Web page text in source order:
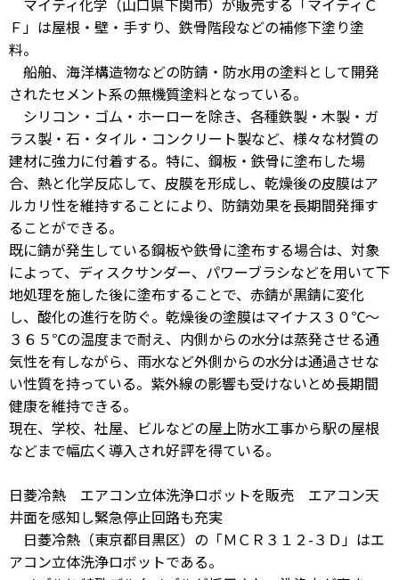
マイティ化学（山口県下関市）が販売する「マイティＣ
Ｆ」は屋根・壁・手すり、鉄骨階段などの補修下塗り塗
料。
船舶、海洋構造物などの防錆・防水用の塗料として開発
されたセメント系の無機質塗料となっている。
シリコン・ゴム・ホーローを除き、各種鉄製・木製・ガ
ラス製・石・タイル・コンクリート製など、様々な材質の
建材に強力に付着する。特に、鋼板・鉄骨に塗布した場
合、熱と化学反応して、皮膜を形成し、乾燥後の皮膜はア
ルカリ性を維持することにより、防錆効果を長期間発揮す
ることができる。
既に錆が発生している鋼板や鉄骨に塗布する場合は、対象
によって、ディスクサンダー、パワーブラシなどを用いて下
地処理を施した後に塗布することで、赤錆が黒錆に変化
し、酸化の進行を防ぐ。乾燥後の塗膜はマイナス３０℃〜
３６５℃の温度まで耐え、内側からの水分は蒸発させる通
気性を有しながら、雨水など外側からの水分は通過させな
い性質を持っている。紫外線の影響も受けないとめ長期間
健康を維持できる。
現在、学校、社屋、ビルなどの屋上防水工事から駅の屋根
などまで幅広く導入され好評を得ている。
日菱冷熱 エアコン立体洗浄ロボットを販売 エアコン天
井面を感知し緊急停止回路も充実
日菱冷熱（東京都目黒区）の「ＭＣＲ３１２-３Ｄ」はエ
アコン立体洗浄ロボットである。